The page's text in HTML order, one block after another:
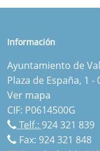
Información
Ayuntamiento de
Plaza de España, 1
Ver mapa
CIF: P0614500G
Telf.: 924 321 839
Fax: 924 321 848